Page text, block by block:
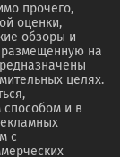
прочего,
оценки,
обзоры и
на
целях.
способом и в
с